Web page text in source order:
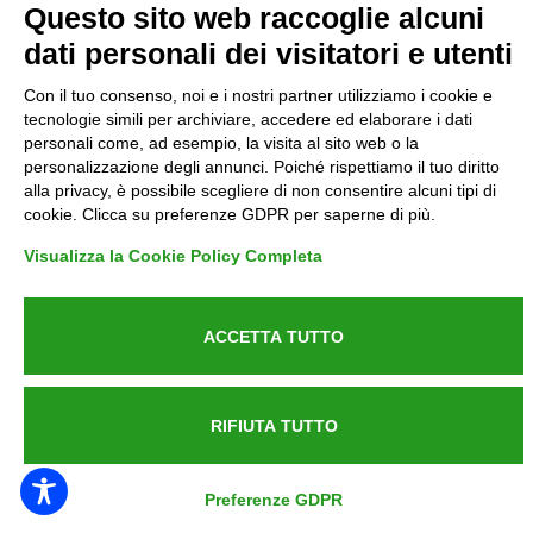
Informative GDPR (679/2016)
Reclami
Rimborsi ed Indennizzi
Contatti
Azienda certificata UNI EN ISO 9001:2015
Questo sito web raccoglie alcuni
dati personali dei visitatori e utenti
Con il tuo consenso, noi e i nostri partner utilizziamo i cookie e
tecnologie simili per archiviare, accedere ed elaborare i dati
personali come, ad esempio, la visita al sito web o la
personalizzazione degli annunci. Poiché rispettiamo il tuo diritto
alla privacy, è possibile scegliere di non consentire alcuni tipi di
cookie. Clicca su preferenze GDPR per saperne di più.
Visualizza la Cookie Policy Completa
ACCETTA TUTTO
RIFIUTA TUTTO
Preferenze GDPR